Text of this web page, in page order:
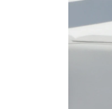
NovaMás